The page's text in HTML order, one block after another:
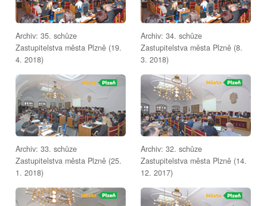
Archiv: 35. schůze
Zastupitelstva města Plzně (19.
4. 2018)
Archiv: 34. schůze
Zastupitelstva města Plzně (8.
3. 2018)
Archiv: 33. schůze
Zastupitelstva města Plzně (25.
1. 2018)
Archiv: 32. schůze
Zastupitelstva města Plzně (14.
12. 2017)